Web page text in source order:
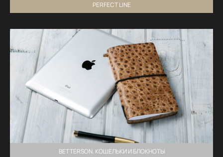
PERFECT LINE
BETTERSON. КОШЕЛЬКИ И БЛОКНОТЫ